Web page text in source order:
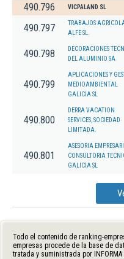
490.796 VICPALAND SL
490.797
TRABAJOS
ALFE SL.
490.798
DECORACIONES
DEL ALUMINIO SA
490.799
APLICACIONES Y
MEDIOAMBIENTAL
GALICIA SL
490.800
DERRA VACATION
SERVICES, SOCIEDAD
LIMITADA.
490.801
ASESORIA
CONSULTORIA
GALICIA SL
Todo el contenido de ranking-
empresas procede de la base de
tratada y suministrada por INFORMA